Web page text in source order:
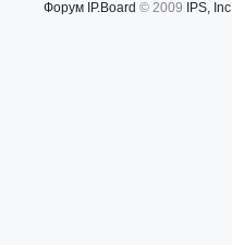
Форум IP.Board © 2009 IPS, Inc